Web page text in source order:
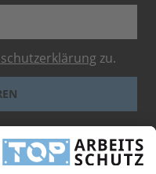
zu.
- es gelten dieGoogle-
.